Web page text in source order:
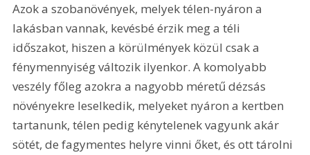
Azok a szobanövények, melyek télen-nyáron a
lakásban vannak, kevésbé érzik meg a téli
időszakot, hiszen a körülmények közül csak a
fénymennyiség változik ilyenkor. A komolyabb
veszély főleg azokra a nagyobb méretű dézsás
növényekre leselkedik, melyeket nyáron a kertben
tartanunk, télen pedig kénytelenek vagyunk akár
sötét, de fagymentes helyre vinni őket, és ott tárolni